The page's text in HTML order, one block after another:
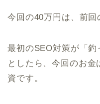
今回の40万円は、前回
最初のSEO対策が「
としたら、今回のお
資です。